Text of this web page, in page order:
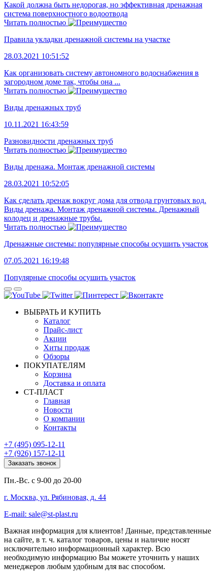
Какой должна быть недорогая, но эффективная дренажная
система поверхностного водоотвода
Читать полностью
Правила укладки дренажной системы на участке
28.03.2021 10:51:52
Как организовать систему автономного водоснабжения в
загородном доме так, чтобы она ...
Читать полностью
Виды дренажных труб
10.11.2021 16:43:59
Разновидности дренажных труб
Читать полностью
Виды дренажа. Монтаж дренажной системы
28.03.2021 10:52:05
Как сделать дренаж вокруг дома для отвода грунтовых вод.
Виды дренажа. Монтаж дренажной системы. Дренажный
колодец и дренажные трубы.
Читать полностью
Дренажные системы: популярные способы осушить участок
07.05.2021 16:19:48
Популярные способы осушить участок
ВЫБРАТЬ И КУПИТЬ
Каталог
Прайс-лист
Акции
Хиты продаж
Обзоры
ПОКУПАТЕЛЯМ
Корзина
Доставка и оплата
СТ-ПЛАСТ
Главная
Новости
О компании
Контакты
+7 (495) 095-12-11
+7 (926) 157-12-11
Заказать звонок
Пн.-Вс. с 9-00 до 20-00
г. Москва, ул. Рябиновая, д. 44
E-mail: sale@st-plast.ru
Важная информация для клиентов! Данные, представленные
на сайте, в т. ч. каталог товаров, цены и наличие носят
исключительно информационный характер. Всю
необходимую информацию Вы можете уточнить у наших
менеджеров любым удобным для вас способом.